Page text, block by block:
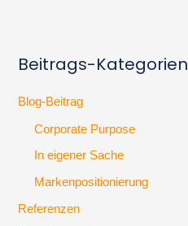
Beitrags-Kategorien
Blog-Beitrag
Corporate Purpose
In eigener Sache
Markenpositionierung
Referenzen